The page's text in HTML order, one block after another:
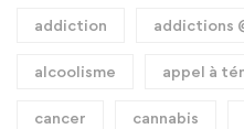
addiction addictions
alcoolisme appel à
cancer cannabis